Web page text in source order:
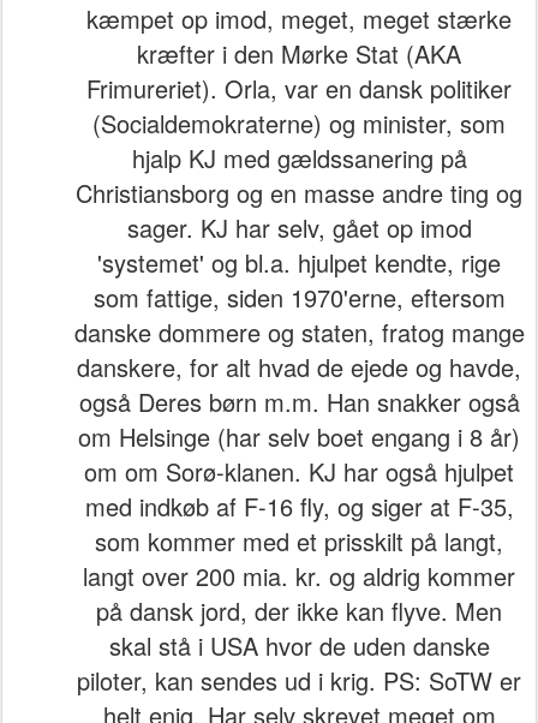
kæmpet op imod, meget, meget stærke
kræfter i den Mørke Stat (AKA
Frimureriet). Orla, var en dansk politiker
(Socialdemokraterne) og minister, som
hjalp KJ med gældssanering på
Christiansborg og en masse andre ting og
sager. KJ har selv, gået op imod
'systemet' og bl.a. hjulpet kendte, rige
som fattige, siden 1970'erne, eftersom
danske dommere og staten, fratog mange
danskere, for alt hvad de ejede og havde,
også Deres børn m.m. Han snakker også
om Helsinge (har selv boet engang i 8 år)
om om Sorø-klanen. KJ har også hjulpet
med indkøb af F-16 fly, og siger at F-35,
som kommer med et prisskilt på langt,
langt over 200 mia. kr. og aldrig kommer
på dansk jord, der ikke kan flyve. Men
skal stå i USA hvor de uden danske
piloter, kan sendes ud i krig. PS: SoTW er
helt enig. Har selv skrevet meget om